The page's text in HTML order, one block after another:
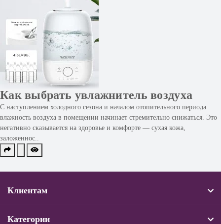
Как выбрать увлажнитель воздуха
С наступлением холодного сезона и началом отопительного периода
влажность воздуха в помещении начинает стремительно снижаться. Это
негативно сказывается на здоровье и комфорте — сухая кожа,
заложеннос..
Клиентам
Категории